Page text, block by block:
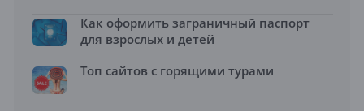
Как оформить заграничный паспорт
для взрослых и детей
Топ сайтов с горящими турами